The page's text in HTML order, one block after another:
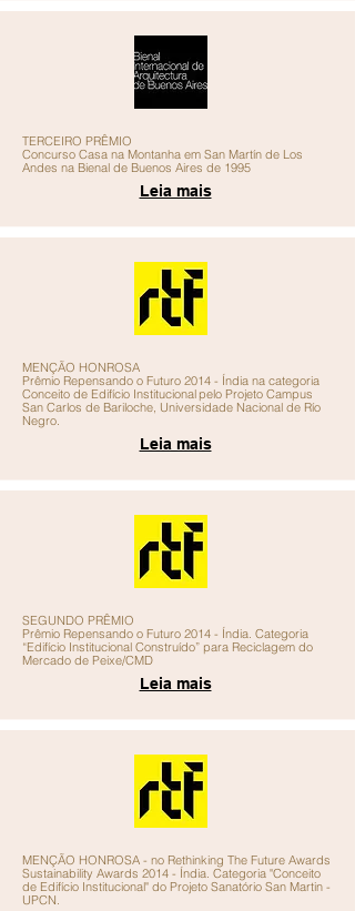
Leia mais
TERCEIRO PRÊMIO
Concurso Casa na Montanha em San Martín de Los
Andes na Bienal de Buenos Aires de 1995
Leia mais
MENÇÃO HONROSA
Prêmio Repensando o Futuro 2014 - Índia na categoria
Conceito de Edifício Institucional pelo Projeto Campus
San Carlos de Bariloche, Universidade Nacional de Río
Negro.
Leia mais
SEGUNDO PRÊMIO
Prêmio Repensando o Futuro 2014 - Índia. Categoria
“Edifício Institucional Construído” para Reciclagem do
Mercado de Peixe/CMD
MENÇÃO HONROSA - no Rethinking The Future Awards
Sustainability Awards 2014 - Índia. Categoria "Conceito
de Edifício Institucional" do Projeto Sanatório San Martin -
UPCN.